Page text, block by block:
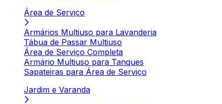
Área de Serviço
Armários Multiuso para Lavanderia
Tábua de Passar Multiuso
Área de Serviço Completa
Armário Multiuso para Tanques
Sapateiras para Área de Serviço
Jardim e Varanda